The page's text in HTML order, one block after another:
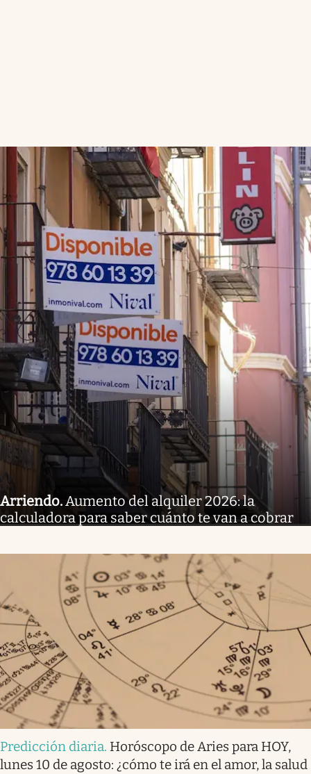
Arriendo.Aumento del alquiler 2026: la
calculadora para saber cuánto te van a cobrar
Predicción diaria. Horóscopo de Aries para HOY,
lunes 10 de agosto: ¿cómo te irá en el amor, la salud